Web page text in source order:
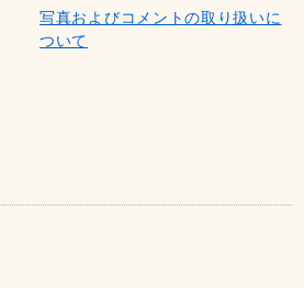
写真およびコメントの取り扱いに
ついて